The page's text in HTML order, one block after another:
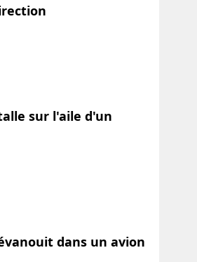
sur l'aile d'un
dans un avion